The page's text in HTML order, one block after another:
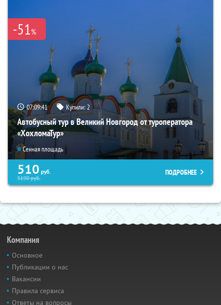
-51%
07:09:39 Купили:2
Автобусный тур в Великий Новгород от туроператора
«ХохломаТур»
Сенная площадь
510 руб.
5190руб.
ПОДРОБНЕЕ
Компания
Основное
Публикации о нас
Вакансии
Правила сервиса
Ответы на вопросы